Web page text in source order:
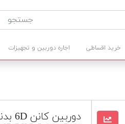
خرید اقساطی اجاره دوربین و تجهیزات
دوربین کانن 6D بدنه